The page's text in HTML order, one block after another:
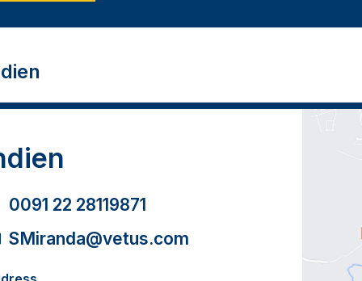
0091 22 28119871
SMiranda@vetus.com